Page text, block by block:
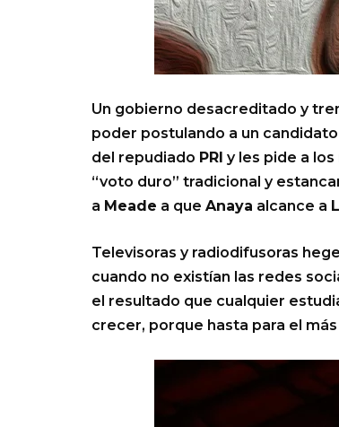
Un gobierno desacreditado y
poder postulando a un
del repudiado PRI y les pide a
“voto duro” tradicional y
a Meade a que Anaya alcance a
Televisoras y radiodifusoras
cuando no existían las redes
el resultado que cualquier
crecer, porque hasta para el